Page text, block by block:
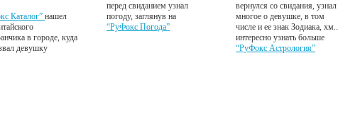
Каталог”нашел
в городе, куда
девушку
перед свиданием узнал
погоду, заглянув на
“РуФокс Погода”
вернулся со свидания, узнал
многое о девушке, в том
числе и ее знак Зодиака, хм..
интересно узнать больше
“РуФокс Астрология”